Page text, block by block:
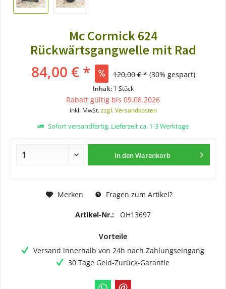
Mc Cormick 624
Rückwärtsgangwelle mit Rad
84,00 € * 120,00 € * (30% gespart)
Inhalt: 1 Stück
Rabatt gültig bis 09.08.2026
inkl. MwSt.zzgl. Versandkosten
Sofort versandfertig, Lieferzeit ca. 1-3 Werktage
In denWarenkorb
Merken Fragen zum Artikel?
Artikel-Nr.: OH13697
Vorteile
Versand innerhalb von 24h nach Zahlungseingang
30 Tage Geld-Zurück-Garantie